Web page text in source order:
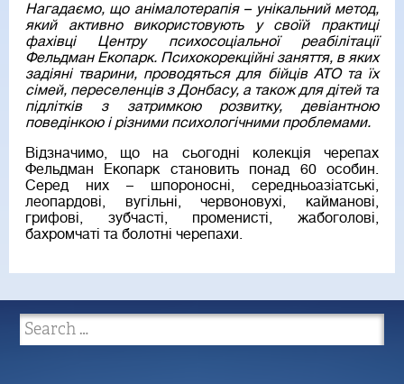
Нагадаємо, що анімалотерапія – унікальний метод,
який активно використовують у своїй практиці
фахівці Центру психосоціальної реабілітації
Фельдман Екопарк. Психокорекційні заняття, в яких
задіяні тварини, проводяться для бійців АТО та їх
сімей, переселенців з Донбасу, а також для дітей та
підлітків з затримкою розвитку, девіантною
поведінкою і різними психологічними проблемами.
Відзначимо, що на сьогодні колекція черепах
Фельдман Екопарк становить понад 60 особин.
Серед них – шпороносні, середньоазіатські,
леопардові, вугільні, червоновухі, кайманові,
грифові, зубчасті, променисті, жабоголові,
бахромчаті та болотні черепахи.